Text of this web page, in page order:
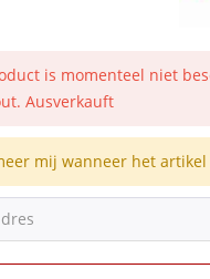
is momenteel niet
Ausverkauft
mij wanneer het artikel